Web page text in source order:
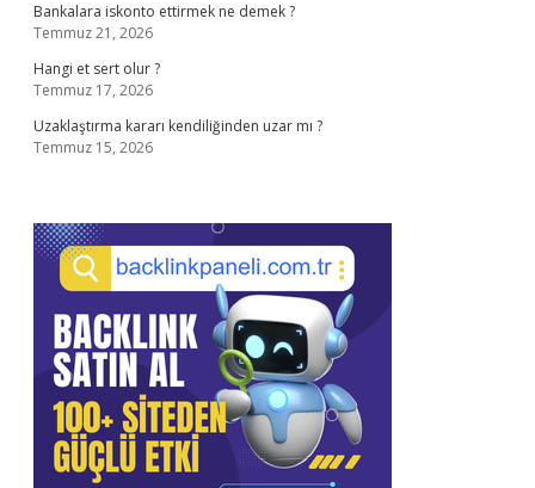
Bankalara iskonto ettirmek ne demek ?
Temmuz 21, 2026
Hangi et sert olur ?
Temmuz 17, 2026
Uzaklaştırma kararı kendiliğinden uzar mı ?
Temmuz 15, 2026